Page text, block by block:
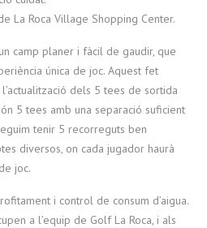
La Roca Village Shopping Center.
camp planer i fàcil de gaudir, que
única de joc. Aquest fet
dels 5 tees de sortida
5 tees amb una separació suficient
tenir 5 recorreguts ben
diversos, on cada jugador haurà
joc.
i control de consum d’aigua.
a l’equip de Golf La Roca, i als